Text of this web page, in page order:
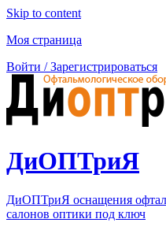
Skip to content
Моя страница
Войти / Зарегистрироваться
ДиОПТриЯ
ДиОПТриЯ оснащения
салонов оптики под ключ